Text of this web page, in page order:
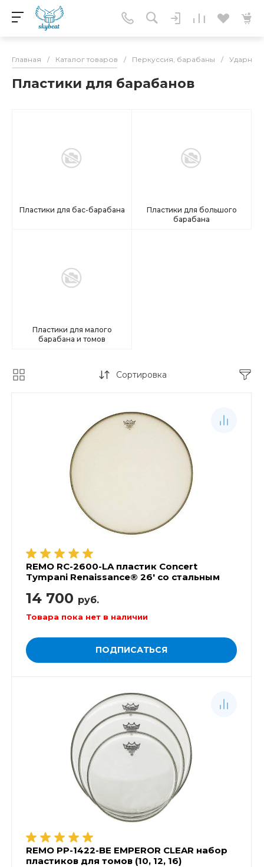
Главная / Каталог товаров / Перкуссия, барабаны / Ударные
Пластики для барабанов
Пластики для бас-барабана
Пластики для большого
барабана
Пластики для малого
барабана и томов
Сортировка
REMO RC-2600-LA пластик Concert
Tympani Renaissance® 26' со стальным
14 700 руб.
Товара пока нет в наличии
ПОДПИСАТЬСЯ
REMO PP-1422-BE EMPEROR CLEAR набор
пластиков для томов (10, 12, 16)